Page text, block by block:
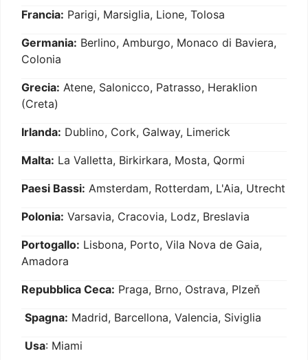
Francia: Parigi, Marsiglia, Lione, Tolosa
Germania: Berlino, Amburgo, Monaco di Baviera,
Colonia
Grecia: Atene, Salonicco, Patrasso, Heraklion
(Creta)
Irlanda: Dublino, Cork, Galway, Limerick
Malta: La Valletta, Birkirkara, Mosta, Qormi
Paesi Bassi: Amsterdam, Rotterdam, L'Aia, Utrecht
Polonia: Varsavia, Cracovia, Lodz, Breslavia
Portogallo: Lisbona, Porto, Vila Nova de Gaia,
Amadora
Repubblica Ceca: Praga, Brno, Ostrava, Plzeň
Spagna: Madrid, Barcellona, Valencia, Siviglia
Usa: Miami